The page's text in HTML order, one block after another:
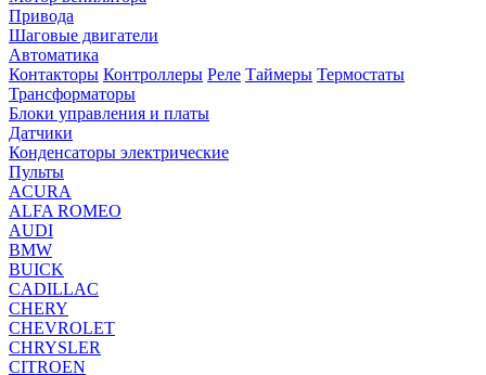
Привода
Шаговые двигатели
Автоматика
Контакторы Контроллеры Реле Таймеры Термостаты
Трансформаторы
Блоки управления и платы
Датчики
Конденсаторы электрические
Пульты
ACURA
ALFA ROMEO
AUDI
BMW
BUICK
CADILLAC
CHERY
CHEVROLET
CHRYSLER
CITROEN